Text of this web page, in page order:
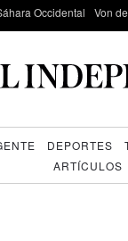
Occidental Von
DEPORTES
ARTÍCULOS